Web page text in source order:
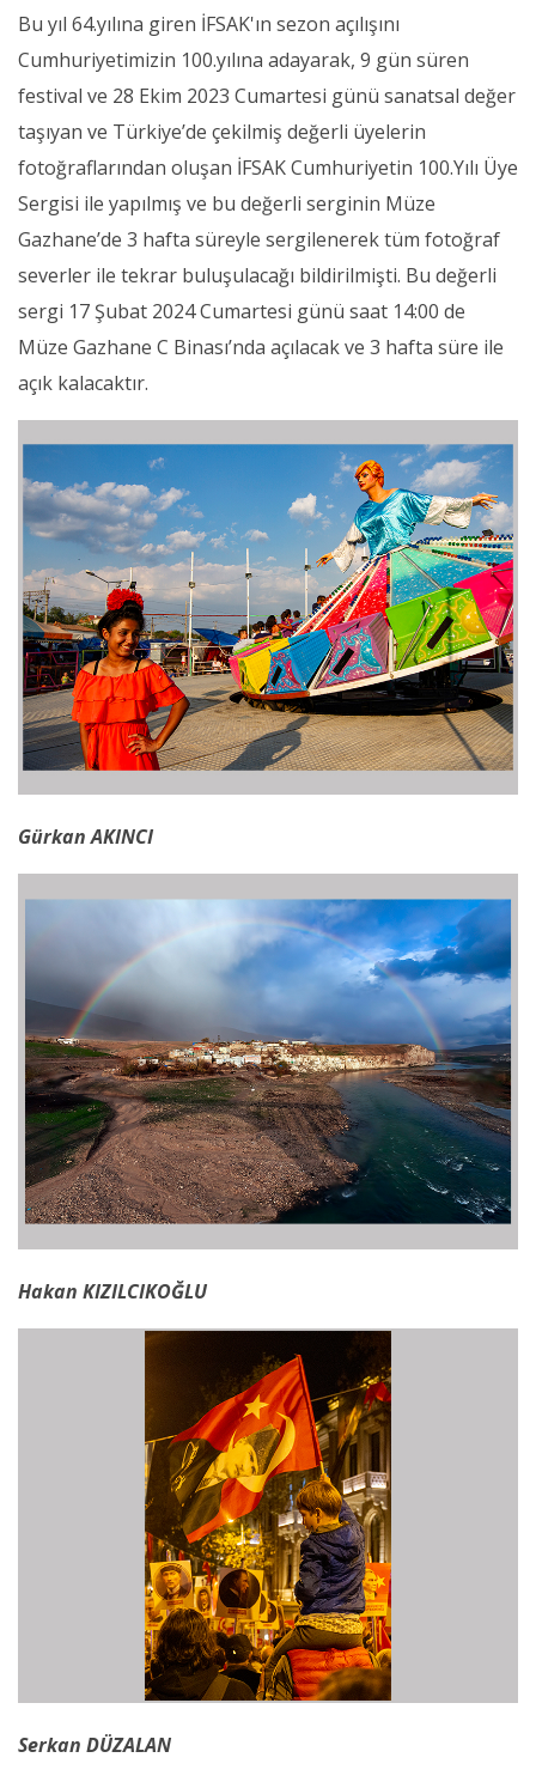
Bu yıl 64.yılına giren İFSAK'ın sezon açılışını
Cumhuriyetimizin 100.yılına adayarak, 9 gün süren
festival ve 28 Ekim 2023 Cumartesi günü sanatsal değer
taşıyan ve Türkiye’de çekilmiş değerli üyelerin
fotoğraflarından oluşan İFSAK Cumhuriyetin 100.Yılı Üye
Sergisi ile yapılmış ve bu değerli serginin Müze
Gazhane’de 3 hafta süreyle sergilenerek tüm fotoğraf
severler ile tekrar buluşulacağı bildirilmişti. Bu değerli
sergi 17 Şubat 2024 Cumartesi günü saat 14:00 de
Müze Gazhane C Binası’nda açılacak ve 3 hafta süre ile
açık kalacaktır.
Gürkan AKINCI
Hakan KIZILCIKOĞLU
Serkan DÜZALAN